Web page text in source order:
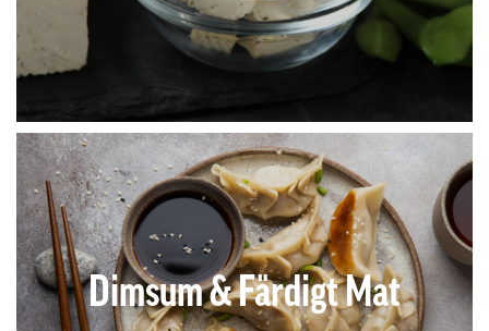
Dimsum & Färdigt Mat